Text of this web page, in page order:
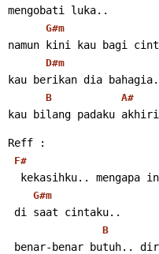
mengobati luka..
G#m
namun kini kau bagi
D#m
kau berikan dia
B A#
kau bilang padaku
Reff :
F#
kekasihku.. mengapa
G#m
di saat cintaku..
B
benar-benar butuh..